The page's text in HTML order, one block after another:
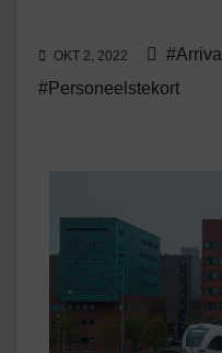
OKT 2, 2022 #Arriva
#Personeelstekort